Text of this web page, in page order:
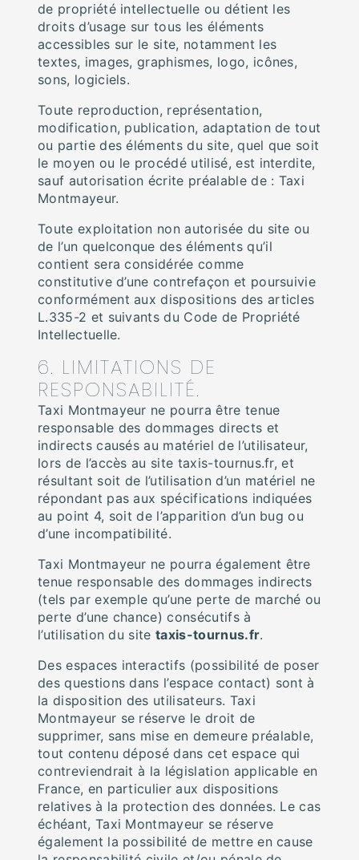
de propriété intellectuelle ou détient les
droits d’usage sur tous les éléments
accessibles sur le site, notamment les
textes, images, graphismes, logo, icônes,
sons, logiciels.
Toute reproduction, représentation,
modification, publication, adaptation de tout
ou partie des éléments du site, quel que soit
le moyen ou le procédé utilisé, est interdite,
sauf autorisation écrite préalable de : Taxi
Montmayeur.
Toute exploitation non autorisée du site ou
de l’un quelconque des éléments qu’il
contient sera considérée comme
constitutive d’une contrefaçon et poursuivie
conformément aux dispositions des articles
L.335-2 et suivants du Code de Propriété
Intellectuelle.
6. LIMITATIONS DE
RESPONSABILITÉ.
Taxi Montmayeur ne pourra être tenue
responsable des dommages directs et
indirects causés au matériel de l’utilisateur,
lors de l’accès au site taxis-tournus.fr, et
résultant soit de l’utilisation d’un matériel ne
répondant pas aux spécifications indiquées
au point 4, soit de l’apparition d’un bug ou
d’une incompatibilité.
Taxi Montmayeur ne pourra également être
tenue responsable des dommages indirects
(tels par exemple qu’une perte de marché ou
perte d’une chance) consécutifs à
l’utilisation du sitetaxis-tournus.fr.
Des espaces interactifs (possibilité de poser
des questions dans l’espace contact) sont à
la disposition des utilisateurs. Taxi
Montmayeur se réserve le droit de
supprimer, sans mise en demeure préalable,
tout contenu déposé dans cet espace qui
contreviendrait à la législation applicable en
France, en particulier aux dispositions
relatives à la protection des données. Le cas
échéant, Taxi Montmayeur se réserve
également la possibilité de mettre en cause